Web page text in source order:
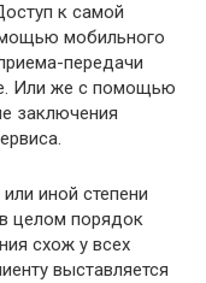
к самой
мобильного
передачи
Или же с помощью
заключения
иной степени
целом порядок
схож у всех
выставляется